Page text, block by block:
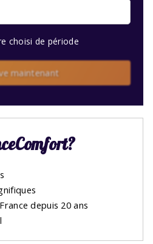
choisi de période
maintenant
depuis 20 ans